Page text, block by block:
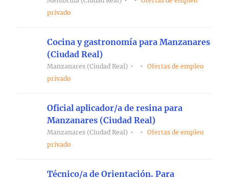
privado
Cocina y gastronomía para Manzanares
(Ciudad Real)
Manzanares (Ciudad Real)
Ofertas de empleo
privado
Oficial aplicador/a de resina para
Manzanares (Ciudad Real)
Manzanares (Ciudad Real)
Ofertas de empleo
privado
Técnico/a de Orientación. Para